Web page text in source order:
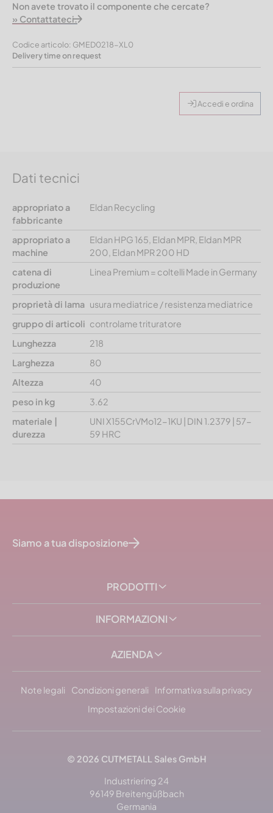
Non avete trovato il componente che cercate?
» Contattateci.
Codice articolo: GMED0218-XL0
Delivery time on request
Accedi e ordina
Dati tecnici
appropriato a
fabbricante
Eldan Recycling
appropriato a
machine
Eldan HPG 165, Eldan MPR, Eldan MPR
200, Eldan MPR 200 HD
catena di
produzione
Linea Premium = coltelli Made in Germany
proprietà di lama usura mediatrice / resistenza mediatrice
gruppo di articoli controlame trituratore
Lunghezza
218
Larghezza
80
Altezza
40
peso in kg
3.62
materiale |
durezza
UNI X155CrVMo12-1KU | DIN 1.2379 | 57-
59 HRC
Siamo a tua disposizione
PRODOTTI
INFORMAZIONI
AZIENDA
Note legali Condizioni generali
Informativa sulla privacy
Impostazioni dei Cookie
© 2026 CUTMETALL Sales GmbH
Industriering 24
96149 Breitengüßbach
Germania